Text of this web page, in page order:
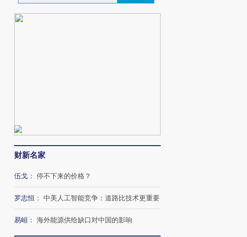
财新名家
伍戈 ： 停不下来的价格？
罗志恒 ： 中美人工智能竞争：道路比技术更重要
易峘 ： 海外能源供给缺口对中国的影响